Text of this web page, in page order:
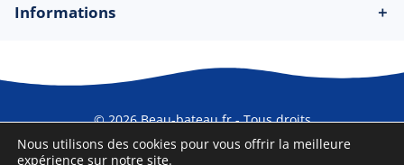
Informations ＋
© 2026 Beau-bateau.fr - Tous droits
réservés
Nous utilisons des cookies pour vous offrir la meilleure
expérience sur notre site.